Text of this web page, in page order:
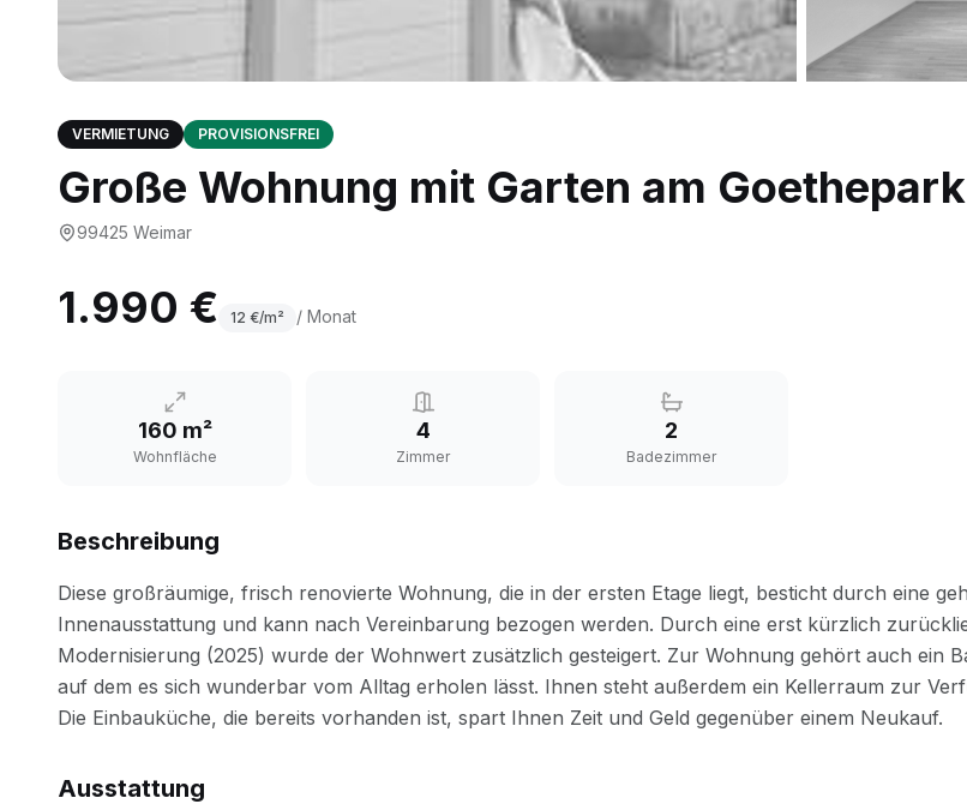
VERMIETUNG PROVISIONSFREI
Große Wohnung mit Garten am Goethepark
99425 Weimar
1.990 € 12 €/m² / Monat
160 m²
Wohnfläche
4
Zimmer
2
Badezimmer
Beschreibung
Ausstattung